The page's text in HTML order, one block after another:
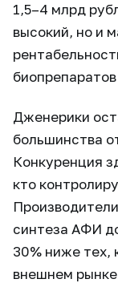
1,5–4 млрд
высокий, но и
Дженерики
большинства
Конкуренция
кто
синтеза АФИ
30% ниже тех,
внешнем